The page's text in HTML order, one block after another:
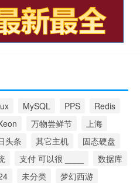
MySQL PPS
Redis
万物尝鲜节
上海
头条 其它主机
固态硬盘
支付 可以很 ____
数据库
未分类
梦幻西游